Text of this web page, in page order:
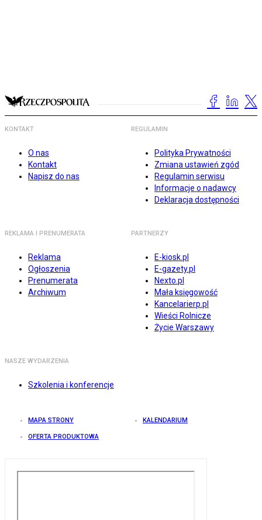
KONTAKT
O nas
Kontakt
Napisz do nas
REGULAMIN
Polityka Prywatności
Zmiana ustawień zgód
Regulamin serwisu
Informacje o nadawcy
Deklaracja dostępności
REKLAMA I PRENUMERATA
Reklama
Ogłoszenia
Prenumerata
Archiwum
PARTNERZY
E-kiosk.pl
E-gazety.pl
Nexto.pl
Mała księgowość
Kancelarierp.pl
Wieści Rolnicze
Życie Warszawy
NASZE WYDARZENIA
Szkolenia i konferencje
MAPA STRONY KALENDARIUM
OFERTA PRODUKTOWA